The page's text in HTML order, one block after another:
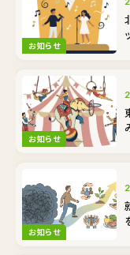
お知らせ
お知らせ
お知らせ